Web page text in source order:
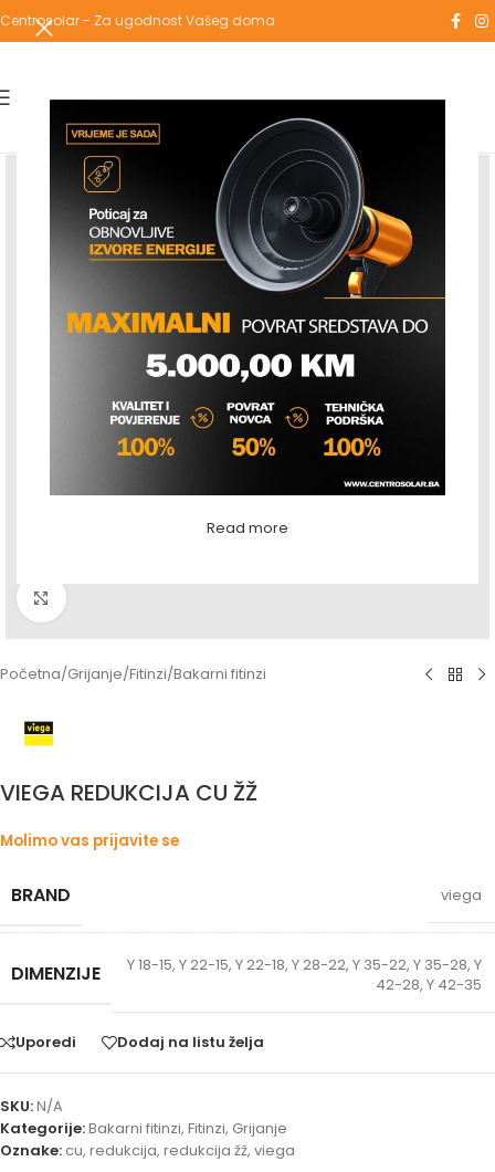
Read more
Centrosolar - Za ugodnost Vašeg doma
Povećaj sliku
Početna/Grijanje/Fitinzi/Bakarni fitinzi
VIEGA REDUKCIJA CU ŽŽ
Molimo vas prijavite se
BRAND viega
DIMENZIJE Y 18-15, Y 22-15, Y 22-18, Y 28-22, Y 35-22, Y 35-28, Y
42-28, Y 42-35
Uporedi Dodaj na listu želja
SKU:N/A
Kategorije:Bakarni fitinzi, Fitinzi, Grijanje
Oznake: cu, redukcija, redukcija žž, viega